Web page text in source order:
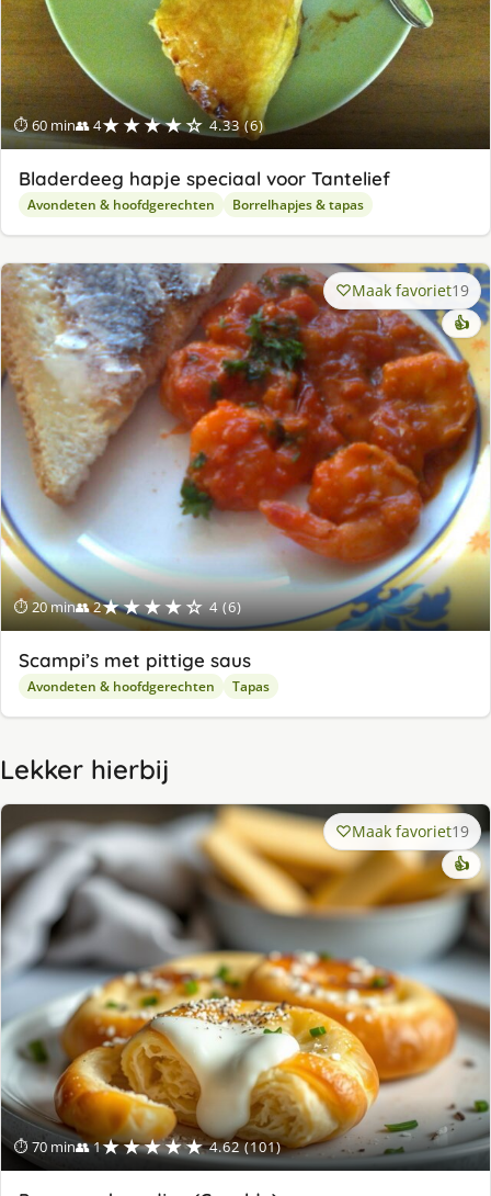
⏱ 60 min👥 4★★★★☆ 4.33 (6)
Bladerdeeg hapje speciaal voor Tantelief
Avondeten & hoofdgerechten Borrelhapjes & tapas
⏱ 20 min👥 2★★★★☆ 4 (6)
Maak favoriet19
👍
Scampi’s met pittige saus
Avondeten & hoofdgerechten Tapas
Lekker hierbij
⏱ 70 min👥 1★★★★★ 4.62 (101)
Maak favoriet19
👍